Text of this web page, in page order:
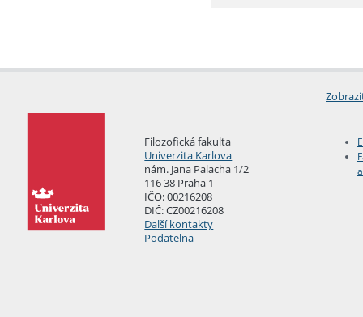
Filozofická fakulta
Univerzita Karlova
nám. Jana Palacha 1/2
116 38 Praha 1
IČO: 00216208
DIČ: CZ00216208
Další kontakty
Podatelna